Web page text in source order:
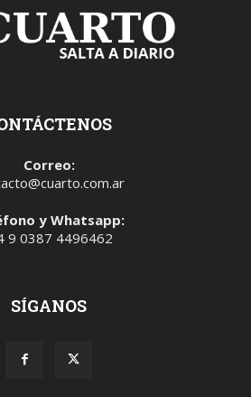
Correo:
y Whatsapp:
9 0387 4496462
SÍGANOS